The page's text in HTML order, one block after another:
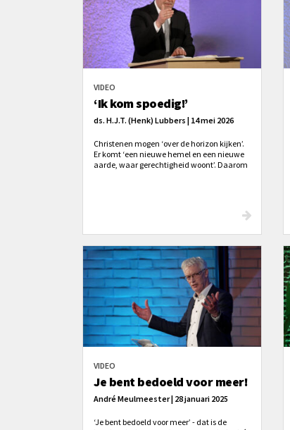
VIDEO
‘Ik kom spoedig!’
ds. H.J.T. (Henk) Lubbers | 14 mei 2026
Christenen mogen ‘over de horizon kijken’.
Er komt ‘een nieuwe hemel en een nieuwe
aarde, waar gerechtigheid woont’. Daarom
VIDEO
Je bent bedoeld voor meer!
André Meulmeester | 28 januari 2025
‘Je bent bedoeld voor meer’ - dat is de